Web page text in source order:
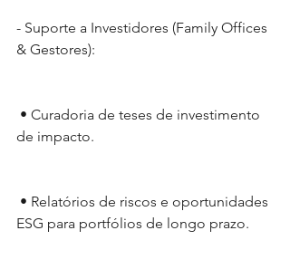
- Suporte a Investidores (Family Offices
& Gestores):
• Curadoria de teses de investimento
de impacto.
• Relatórios de riscos e oportunidades
ESG para portfólios de longo prazo.